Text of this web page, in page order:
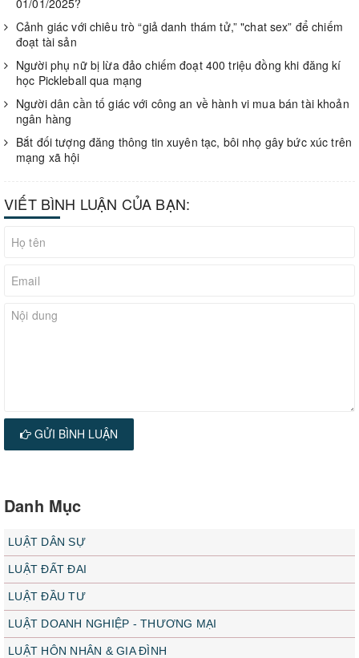
01/01/2025?
Cảnh giác với chiêu trò “giả danh thám tử,” "chat sex” để chiếm
đoạt tài sản
Người phụ nữ bị lừa đảo chiếm đoạt 400 triệu đồng khi đăng kí
học Pickleball qua mạng
Người dân cần tố giác với công an về hành vi mua bán tài khoản
ngân hàng
Bắt đối tượng đăng thông tin xuyên tạc, bôi nhọ gây bức xúc trên
mạng xã hội
VIẾT BÌNH LUẬN CỦA BẠN:
GỬI BÌNH LUẬN
Danh Mục
LUẬT DÂN SỰ
LUẬT ĐẤT ĐAI
LUẬT ĐẦU TƯ
LUẬT DOANH NGHIỆP - THƯƠNG MẠI
LUẬT HÔN NHÂN & GIA ĐÌNH